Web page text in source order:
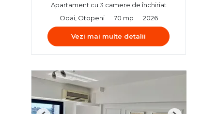
Apartament cu 3 camere de închiriat
Odai, Otopeni
70 mp 2026
Vezi mai multe detalii